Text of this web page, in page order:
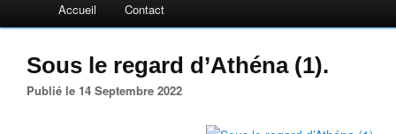
Accueil Contact
Sous le regard d’Athéna (1).
Publié le 14 Septembre 2022